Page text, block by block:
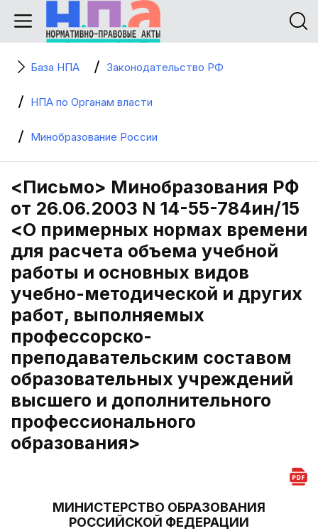
База НПА Законодательство РФ
НПА по Органам власти
Минобразование России
<Письмо> Минобразования РФ
от 26.06.2003 N 14-55-784ин/15
<О примерных нормах времени
для расчета объема учебной
работы и основных видов
учебно-методической и других
работ, выполняемых
профессорско-
преподавательским составом
образовательных учреждений
высшего и дополнительного
профессионального
образования>
МИНИСТЕРСТВО ОБРАЗОВАНИЯ
РОССИЙСКОЙ ФЕДЕРАЦИИ